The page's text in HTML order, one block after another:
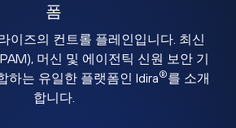
폼
이즈의 컨트롤 플레인입니다. 최신
머신 및 에이전틱 신원 보안 기
하는 유일한 플랫폼인 Idira®를 소개
합니다.